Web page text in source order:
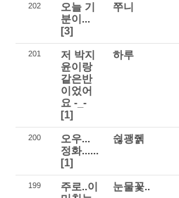
202
오늘 기
분이...
[3]
쭈니
201
저 박지
윤이랑
같은반
이었어
요 -_-
[1]
하루
200
오우...
정화......
[1]
쉲괭줽
199
주로..이
눈물꽃..